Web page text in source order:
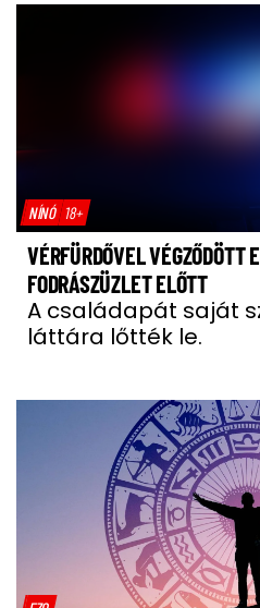
NÍNÓ 18+
VÉRFÜRDŐVEL VÉGZŐDÖTT
FODRÁSZÜZLET ELŐTT
A családapát saját
láttára lőtték le.